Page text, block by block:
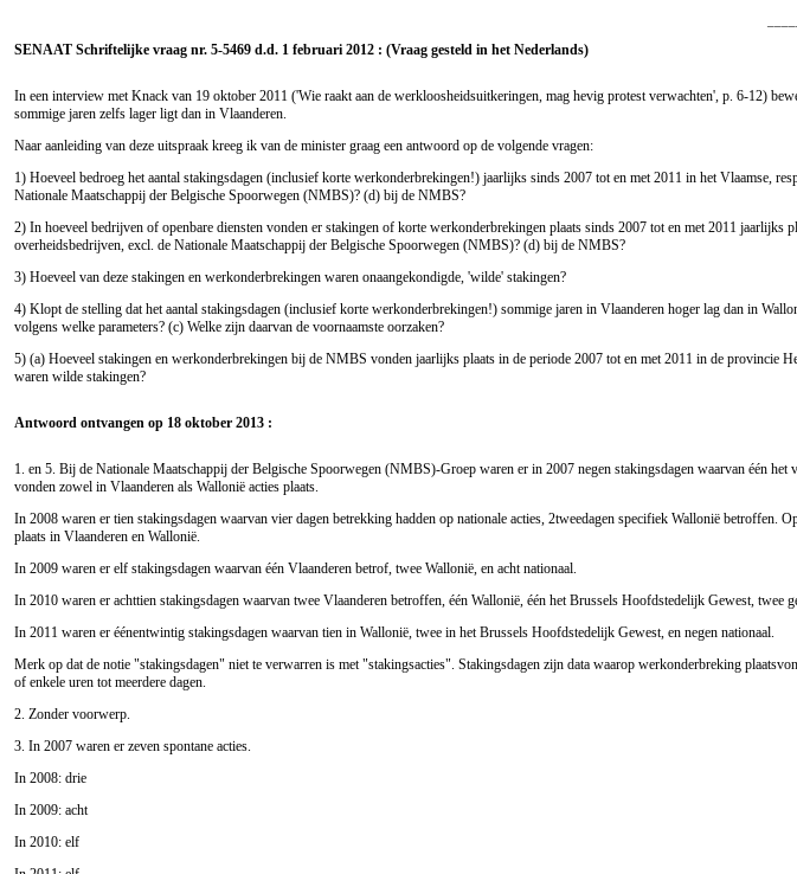
SENAAT Schriftelijke vraag nr. 5-5469 d.d. 1 februari 2012 : (Vraag gesteld in het Nederlands)
In een interview met Knack van 19 oktober 2011 ('Wie raakt aan de werkloosheidsuitkeringen, mag hevig protest verwachten', p. 6-12)
sommige jaren zelfs lager ligt dan in Vlaanderen.
Naar aanleiding van deze uitspraak kreeg ik van de minister graag een antwoord op de volgende vragen:
1) Hoeveel bedroeg het aantal stakingsdagen (inclusief korte werkonderbrekingen!) jaarlijks sinds 2007 tot en met 2011 in het Vlaamse,
Nationale Maatschappij der Belgische Spoorwegen (NMBS)? (d) bij de NMBS?
2) In hoeveel bedrijven of openbare diensten vonden er stakingen of korte werkonderbrekingen plaats sinds 2007 tot en met 2011
overheidsbedrijven, excl. de Nationale Maatschappij der Belgische Spoorwegen (NMBS)? (d) bij de NMBS?
3) Hoeveel van deze stakingen en werkonderbrekingen waren onaangekondigde, 'wilde' stakingen?
4) Klopt de stelling dat het aantal stakingsdagen (inclusief korte werkonderbrekingen!) sommige jaren in Vlaanderen hoger lag dan in
volgens welke parameters? (c) Welke zijn daarvan de voornaamste oorzaken?
5) (a) Hoeveel stakingen en werkonderbrekingen bij de NMBS vonden jaarlijks plaats in de periode 2007 tot en met 2011 in de
waren wilde stakingen?
Antwoord ontvangen op 18 oktober 2013 :
1. en 5. Bij de Nationale Maatschappij der Belgische Spoorwegen (NMBS)-Groep waren er in 2007 negen stakingsdagen waarvan één
vonden zowel in Vlaanderen als Wallonië acties plaats.
In 2008 waren er tien stakingsdagen waarvan vier dagen betrekking hadden op nationale acties, 2tweedagen specifiek Wallonië
plaats in Vlaanderen en Wallonië.
In 2009 waren er elf stakingsdagen waarvan één Vlaanderen betrof, twee Wallonië, en acht nationaal.
In 2010 waren er achttien stakingsdagen waarvan twee Vlaanderen betroffen, één Wallonië, één het Brussels Hoofdstedelijk Gewest,
In 2011 waren er éénentwintig stakingsdagen waarvan tien in Wallonië, twee in het Brussels Hoofdstedelijk Gewest, en negen nationaal.
Merk op dat de notie "stakingsdagen" niet te verwarren is met "stakingsacties". Stakingsdagen zijn data waarop werkonderbreking
of enkele uren tot meerdere dagen.
2. Zonder voorwerp.
3. In 2007 waren er zeven spontane acties.
In 2008: drie
In 2009: acht
In 2010: elf